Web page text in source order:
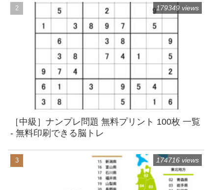
［中級］ナンプレ問題 無料プリント 100枚 一覧
- 無料印刷できる脳トレ
179349 views
174716 views